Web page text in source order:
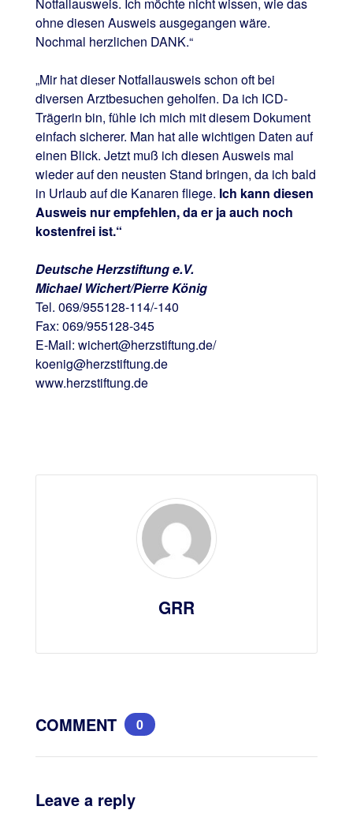
Notfallausweis. Ich möchte nicht wissen, wie das
ohne diesen Ausweis ausgegangen wäre.
Nochmal herzlichen DANK.“
„Mir hat dieser Notfallausweis schon oft bei
diversen Arztbesuchen geholfen. Da ich ICD-
Trägerin bin, fühle ich mich mit diesem Dokument
einfach sicherer. Man hat alle wichtigen Daten auf
einen Blick. Jetzt muß ich diesen Ausweis mal
wieder auf den neusten Stand bringen, da ich bald
in Urlaub auf die Kanaren fliege. Ich kann diesen
Ausweis nur empfehlen, da er ja auch noch
kostenfrei ist.“
Deutsche Herzstiftung e.V.
Michael Wichert/Pierre König
Tel. 069/955128-114/-140
Fax: 069/955128-345
E-Mail: wichert@herzstiftung.de/
koenig@herzstiftung.de
www.herzstiftung.de
GRR
COMMENT 0
Leave a reply